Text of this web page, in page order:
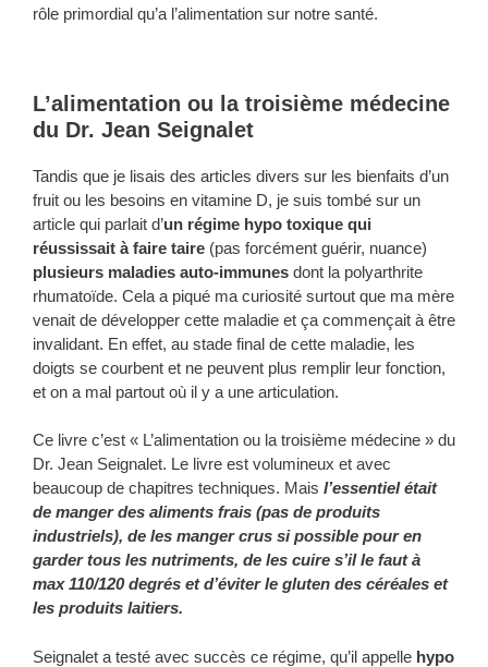
rôle primordial qu’a l’alimentation sur notre santé.
L’alimentation ou la troisième médecine
du Dr. Jean Seignalet
Tandis que je lisais des articles divers sur les bienfaits d’un
fruit ou les besoins en vitamine D, je suis tombé sur un
article qui parlait d’un régime hypo toxique qui
réussissait à faire taire (pas forcément guérir, nuance)
plusieurs maladies auto-immunes dont la polyarthrite
rhumatoïde. Cela a piqué ma curiosité surtout que ma mère
venait de développer cette maladie et ça commençait à être
invalidant. En effet, au stade final de cette maladie, les
doigts se courbent et ne peuvent plus remplir leur fonction,
et on a mal partout où il y a une articulation.
Ce livre c’est « L’alimentation ou la troisième médecine » du
Dr. Jean Seignalet. Le livre est volumineux et avec
beaucoup de chapitres techniques. Mais l’essentiel était
de manger des aliments frais (pas de produits
industriels), de les manger crus si possible pour en
garder tous les nutriments, de les cuire s’il le faut à
max 110/120 degrés et d’éviter le gluten des céréales et
les produits laitiers.
Seignalet a testé avec succès ce régime, qu’il appelle hypo